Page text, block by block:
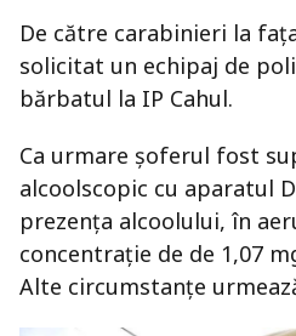
De către carabinieri la
solicitat un echipaj de
bărbatul la IP Cahul.
Ca urmare șoferul fost
alcoolscopic cu aparatul
prezența alcoolului, în
concentrație de de 1,07
Alte circumstanțe